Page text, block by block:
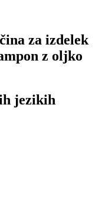
za izdelek
z oljko
jezikih